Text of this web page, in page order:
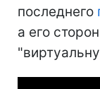
последнего
а его